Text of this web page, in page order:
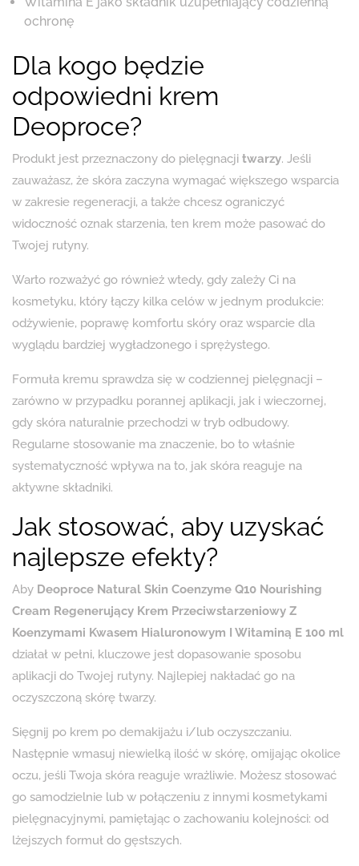
ochronę
Dla kogo będzie
odpowiedni krem
Deoproce?
Produkt jest przeznaczony do pielęgnacji twarzy. Jeśli
zauważasz, że skóra zaczyna wymagać większego wsparcia
w zakresie regeneracji, a także chcesz ograniczyć
widoczność oznak starzenia, ten krem może pasować do
Twojej rutyny.
Warto rozważyć go również wtedy, gdy zależy Ci na
kosmetyku, który łączy kilka celów w jednym produkcie:
odżywienie, poprawę komfortu skóry oraz wsparcie dla
wyglądu bardziej wygładzonego i sprężystego.
Formuła kremu sprawdza się w codziennej pielęgnacji –
zarówno w przypadku porannej aplikacji, jak i wieczornej,
gdy skóra naturalnie przechodzi w tryb odbudowy.
Regularne stosowanie ma znaczenie, bo to właśnie
systematyczność wpływa na to, jak skóra reaguje na
aktywne składniki.
Jak stosować, aby uzyskać
najlepsze efekty?
Aby Deoproce Natural Skin Coenzyme Q10 Nourishing
Cream Regenerujący Krem ​​Przeciwstarzeniowy Z
Koenzymami Kwasem Hialuronowym I Witaminą E 100 ml
działał w pełni, kluczowe jest dopasowanie sposobu
aplikacji do Twojej rutyny. Najlepiej nakładać go na
oczyszczoną skórę twarzy.
Sięgnij po krem po demakijażu i/lub oczyszczaniu.
Następnie wmasuj niewielką ilość w skórę, omijając okolice
oczu, jeśli Twoja skóra reaguje wrażliwie. Możesz stosować
go samodzielnie lub w połączeniu z innymi kosmetykami
pielęgnacyjnymi, pamiętając o zachowaniu kolejności: od
lżejszych formuł do gęstszych.